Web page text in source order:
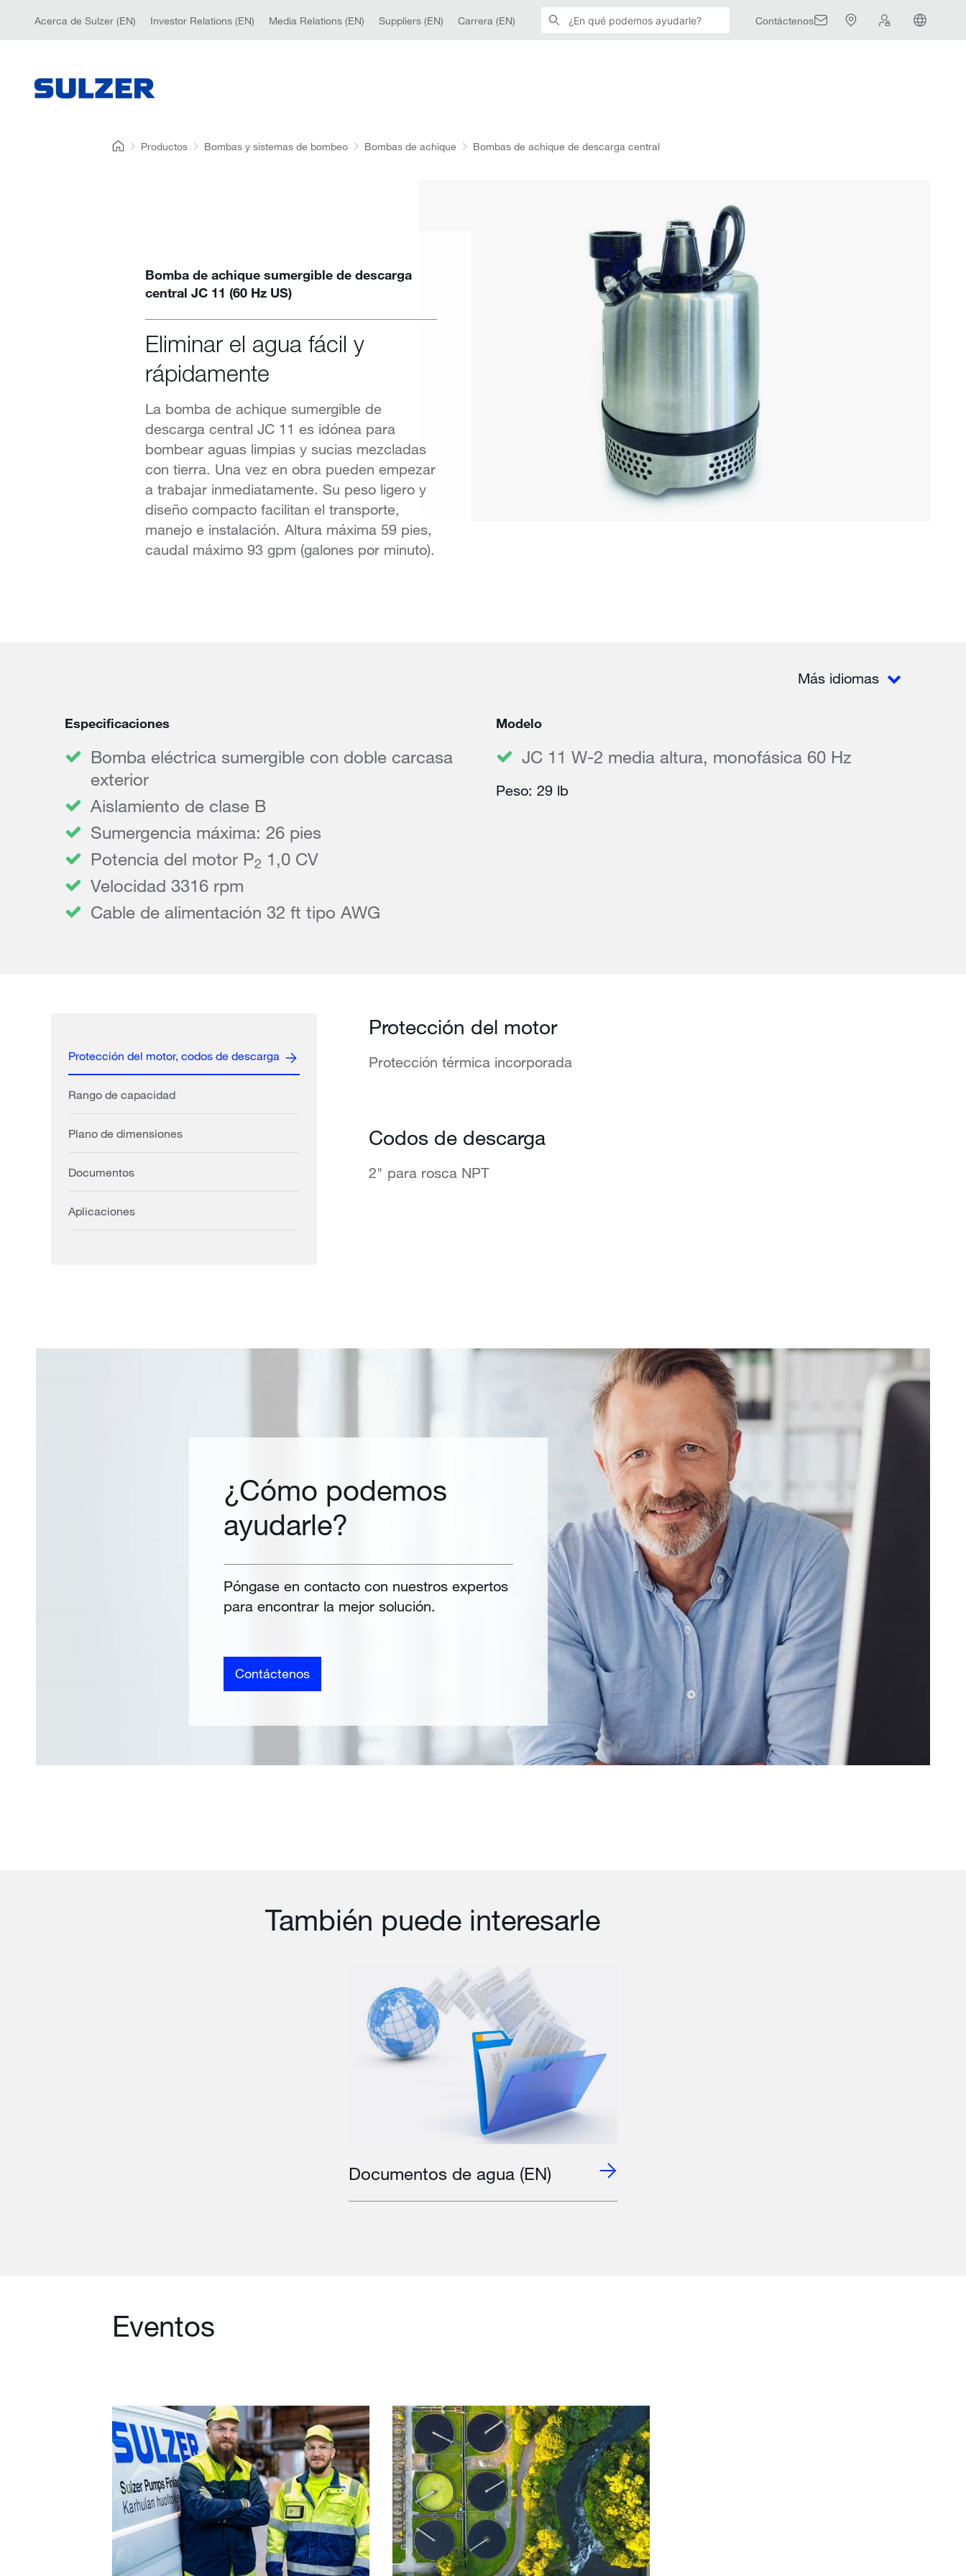
Contáctenos
Acerca de Sulzer (EN) Investor Relations (EN) Media Relations (EN) Suppliers (EN) Carrera (EN)
Productos Bombas y sistemas de bombeo Bombas de achique Bombas de achique de descarga central
Bomba de achique sumergible de descarga
central JC 11 (60 Hz US)
Eliminar el agua fácil y
rápidamente
La bomba de achique sumergible de
descarga central JC 11 es idónea para
bombear aguas limpias y sucias mezcladas
con tierra. Una vez en obra pueden empezar
a trabajar inmediatamente. Su peso ligero y
diseño compacto facilitan el transporte,
manejo e instalación. Altura máxima 59 pies,
caudal máximo 93 gpm (galones por minuto).
Más idiomas
Especificaciones
Bomba eléctrica sumergible con doble carcasa
exterior
Aislamiento de clase B
Sumergencia máxima: 26 pies
Potencia del motor P2 1,0 CV
Velocidad 3316 rpm
Cable de alimentación 32 ft tipo AWG
Modelo
JC 11 W-2 media altura, monofásica 60 Hz
Peso: 29 lb
Protección del motor, codos de descarga
Protección del motor
Protección térmica incorporada
Codos de descarga
2" para rosca NPT
Rango de capacidad
Plano de dimensiones
Documentos
Aplicaciones
¿Cómo podemos
ayudarle?
Póngase en contacto con nuestros expertos
para encontrar la mejor solución.
Contáctenos
También puede interesarle
Documentos de agua (EN)
Eventos